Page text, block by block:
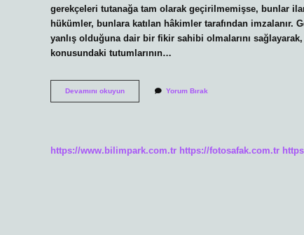
gerekçeleri tutanağa tam olarak geçirilmemişse, bunlar
hükümler, bunlara katılan hâkimler tarafından imzalanır.
yanlış olduğuna dair bir fikir sahibi olmalarını
konusundaki tutumlarının…
Devamını okuyunDavada
Gerekçeli
Gelir
Yorum Bırak
https://www.bilimpark.com.tr https://fotosafak.com.tr